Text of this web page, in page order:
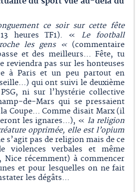
ce soir sur cette fête
heures TF1). «Le football
les gens «(commentaire
et des meilleurs… Fête, tu
reviendra pas sur les honteuses
à Paris et un peu partout en
qui ont suivi le deuxième
ni sur l’hystérie collective
de-Mars qui se pressaient
Coupe… Comme disait Marx (il
les ignares…), « la religion
opprimée, elle est l’opium
s’agit pas de religion mais de ce
violences verbales et même
Nice récemment) à commencer
et pour lesquelles on ne fait
les dégâts...